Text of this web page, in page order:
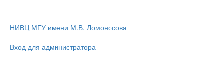
НИВЦ МГУ имени М.В. Ломоносова
Вход для администратора